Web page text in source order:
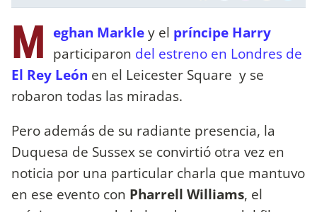
M eghan Markley el príncipe Harry
participaron del estreno en Londres de
El Rey León en el Leicester Square y se
robaron todas las miradas.
Pero además de su radiante presencia, la
Duquesa de Sussex se convirtió otra vez en
noticia por una particular charla que mantuvo
en ese evento con Pharrell Williams, el